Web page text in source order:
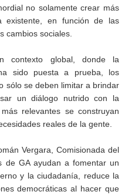
no solamente crear más
existente, en función de las
cambios sociales.
contexto global, donde la
sido puesta a prueba, los
sólo se deben limitar a brindar
un diálogo nutrido con la
relevantes se construyan
reales de la gente.
Vergara, Comisionada del
de GA ayudan a fomentar un
y la ciudadanía, reduce la
democráticas al hacer que